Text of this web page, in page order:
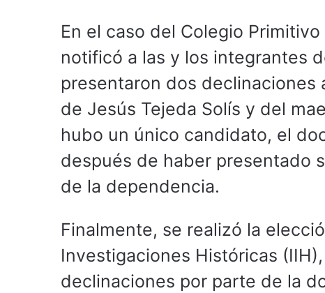
En el caso del Colegio
notificó a las y los integrantes
presentaron dos declinaciones
de Jesús Tejeda Solís y del
hubo un único candidato, el
después de haber presentado
de la dependencia.
Finalmente, se realizó la
Investigaciones Históricas
declinaciones por parte de la